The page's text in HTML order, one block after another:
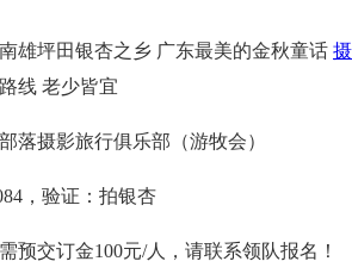
雄坪田银杏之乡 广东最美的金秋童话
线 老少皆宜
落摄影旅行俱乐部（游牧会）
，验证：拍银杏
预交订金100元/人，请联系领队报名！